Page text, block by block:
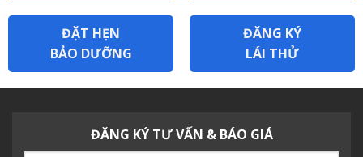
ĐẶT HẸN
BẢO DƯỠNG
ĐĂNG KÝ
LÁI THỬ
ĐĂNG KÝ TƯ VẤN & BÁO GIÁ